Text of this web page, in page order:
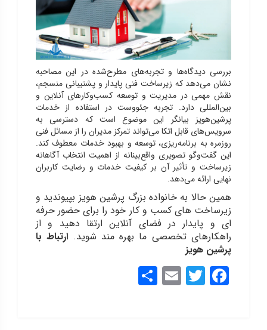
بررسی دیدگاه‌ها و تجربه‌های مطرح‌شده در این مصاحبه
نشان می‌دهد که زیرساخت فنی پایدار و پشتیبانی منسجم،
نقش مهمی در مدیریت و توسعه کسب‌وکارهای آنلاین و
بین‌المللی دارد. تجربه جئووست در استفاده از خدمات
پرشین‌هویز بیانگر این موضوع است که دسترسی به
سرویس‌های قابل اتکا می‌تواند تمرکز مدیران را از مسائل فنی
روزمره به برنامه‌ریزی، توسعه و بهبود خدمات معطوف کند.
این گفت‌وگو تصویری واقع‌بینانه از اهمیت انتخاب آگاهانه
زیرساخت و تأثیر آن بر کیفیت خدمات و رضایت کاربران
نهایی ارائه می‌دهد.
همین حالا به خانواده بزرگ پرشین هویز بپیوندید و
زیرساخت های کسب و کار خود را برای حضور حرفه
ای و پایدار در فضای آنلاین ارتقا دهید و از
راهکارهای تخصصی ما بهره مند شوید. ارتباط با
پرشین هویز
Facebook
Twitter
Email